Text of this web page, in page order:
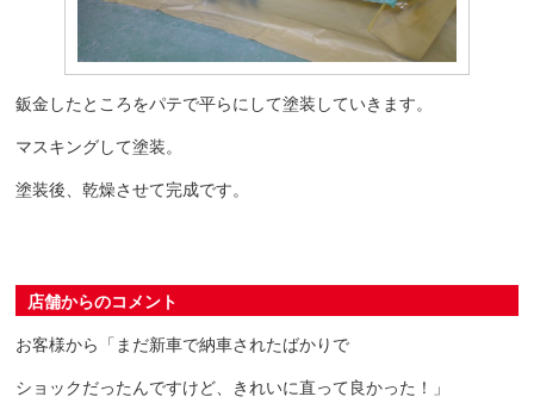
鈑金したところをパテで平らにして塗装していきます。
マスキングして塗装。
塗装後、乾燥させて完成です。
店舗からのコメント
お客様から「まだ新車で納車されたばかりで
ショックだったんですけど、きれいに直って良かった！」